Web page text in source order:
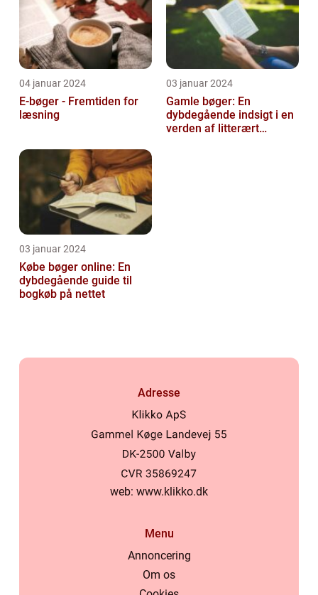
04 januar 2024
E-bøger - Fremtiden for
læsning
03 januar 2024
Gamle bøger: En
dybdegående indsigt i en
verden af litterært
03 januar 2024
Købe bøger online: En
dybdegående guide til
bogkøb på nettet
Adresse
web: www.klikko.dk
Menu
Annoncering
Om os